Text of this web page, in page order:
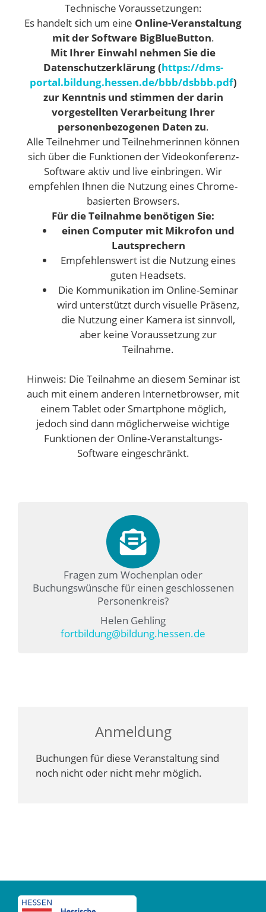
Technische Voraussetzungen:
Es handelt sich um eine Online-Veranstaltung
mit der Software BigBlueButton.
Mit Ihrer Einwahl nehmen Sie die
Datenschutzerklärung (https://dms-
portal.bildung.hessen.de/bbb/dsbbb.pdf)
zur Kenntnis und stimmen der darin
vorgestellten Verarbeitung Ihrer
personenbezogenen Daten zu.
Alle Teilnehmer und Teilnehmerinnen können
sich über die Funktionen der Videokonferenz-
Software aktiv und live einbringen. Wir
empfehlen Ihnen die Nutzung eines Chrome-
basierten Browsers.
Für die Teilnahme benötigen Sie:
einen Computer mit Mikrofon und
Lautsprechern
Empfehlenswert ist die Nutzung eines
guten Headsets.
Die Kommunikation im Online-Seminar
wird unterstützt durch visuelle Präsenz,
die Nutzung einer Kamera ist sinnvoll,
aber keine Voraussetzung zur
Teilnahme.
Hinweis: Die Teilnahme an diesem Seminar ist
auch mit einem anderen Internetbrowser, mit
einem Tablet oder Smartphone möglich,
jedoch sind dann möglicherweise wichtige
Funktionen der Online-Veranstaltungs-
Software eingeschränkt.
Fragen zum Wochenplan oder
Buchungswünsche für einen geschlossenen
Personenkreis?
Helen Gehling
fortbildung@bildung.hessen.de
Anmeldung
Buchungen für diese Veranstaltung sind
noch nicht oder nicht mehr möglich.